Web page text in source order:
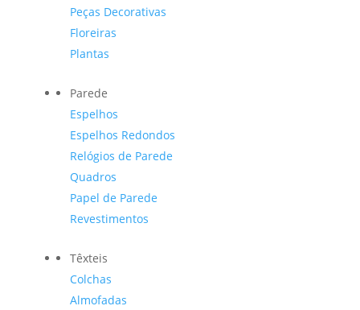
Peças Decorativas
Floreiras
Plantas
Parede
Espelhos
Espelhos Redondos
Relógios de Parede
Quadros
Papel de Parede
Revestimentos
Têxteis
Colchas
Almofadas